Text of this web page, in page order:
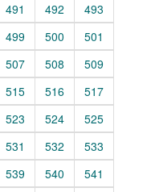
491 492
493
499 500
501
507 508
509
515 516
517
523 524
525
531 532
533
539 540
541